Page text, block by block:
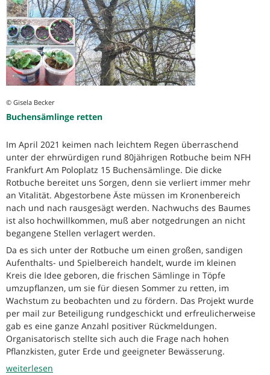
© Gisela Becker
Buchensämlinge retten
Im April 2021 keimen nach leichtem Regen überraschend
unter der ehrwürdigen rund 80jährigen Rotbuche beim NFH
Frankfurt Am Poloplatz 15 Buchensämlinge. Die dicke
Rotbuche bereitet uns Sorgen, denn sie verliert immer mehr
an Vitalität. Abgestorbene Äste müssen im Kronenbereich
nach und nach rausgesägt werden. Nachwuchs des Baumes
ist also hochwillkommen, muß aber notgedrungen an nicht
begangene Stellen verlagert werden.
Da es sich unter der Rotbuche um einen großen, sandigen
Aufenthalts- und Spielbereich handelt, wurde im kleinen
Kreis die Idee geboren, die frischen Sämlinge in Töpfe
umzupflanzen, um sie für diesen Sommer zu retten, im
Wachstum zu beobachten und zu fördern. Das Projekt wurde
per mail zur Beteiligung rundgeschickt und erfreulicherweise
gab es eine ganze Anzahl positiver Rückmeldungen.
Organisatorisch stellte sich auch die Frage nach hohen
Pflanzkisten, guter Erde und geeigneter Bewässerung.
weiterlesen